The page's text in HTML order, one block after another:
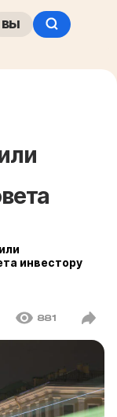
вы
инвестору
881